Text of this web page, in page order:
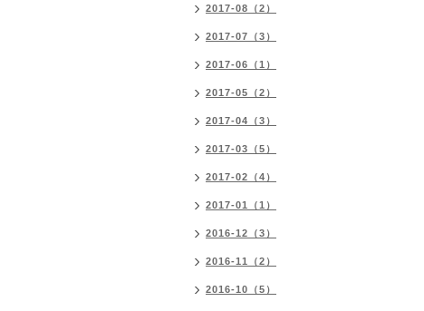
2017-08（2）
2017-07（3）
2017-06（1）
2017-05（2）
2017-04（3）
2017-03（5）
2017-02（4）
2017-01（1）
2016-12（3）
2016-11（2）
2016-10（5）